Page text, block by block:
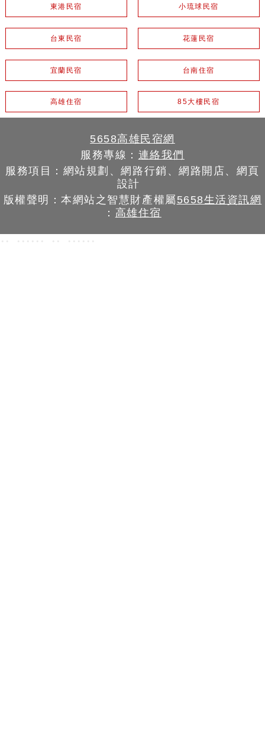
東港民宿 小琉球民宿
台東民宿 花蓮民宿
宜蘭民宿 台南住宿
高雄住宿 85大樓民宿
5658高雄民宿網
服務專線： 連絡我們
服務項目：網站規劃、網路行銷、網路開店、網頁
設計
版權聲明：本網站之智慧財產權屬5658生活資訊網
： 高雄住宿